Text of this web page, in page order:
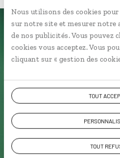
Nous utilisons des cookies
sur notre site et mesurer notre
de nos publicités. Vous pouvez
cookies vous acceptez. Vous
cliquant sur « gestion des
TOUT
TOUT
Une envie
Aurland Fjord
Averoy